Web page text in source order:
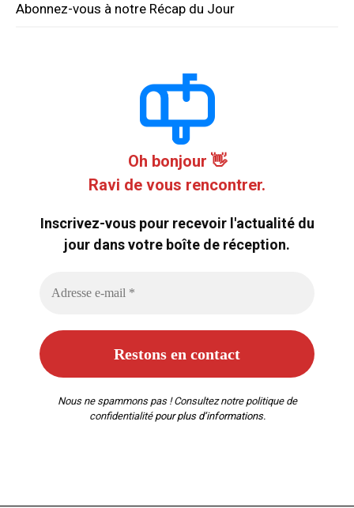
Abonnez-vous à notre Récap du Jour
Oh bonjour 👋
Ravi de vous rencontrer.
Inscrivez-vous pour recevoir l'actualité du
jour dans votre boîte de réception.
Nous ne spammons pas ! Consultez notre politique de
confidentialitépour plus d’informations.